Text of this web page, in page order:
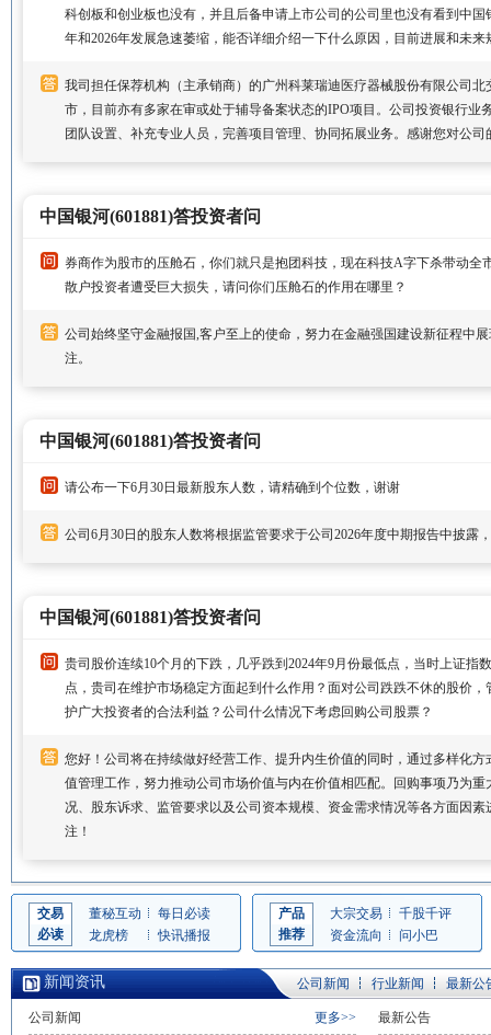
科创板和创业板也没有，并且后备申请上市公司的公司里也没有看到中国
年和2026年发展急速萎缩，能否详细介绍一下什么原因，目前进展和未来
我司担任保荐机构（主承销商）的广州科莱瑞迪医疗器械股份有限公司北
市，目前亦有多家在审或处于辅导备案状态的IPO项目。公司投资银行业
团队设置、补充专业人员，完善项目管理、协同拓展业务。感谢您对公司
中国银河(601881)答投资者问
券商作为股市的压舱石，你们就只是抱团科技，现在科技A字下杀带动全
散户投资者遭受巨大损失，请问你们压舱石的作用在哪里？
公司始终坚守金融报国,客户至上的使命，努力在金融强国建设新征程中
注。
中国银河(601881)答投资者问
请公布一下6月30日最新股东人数，请精确到个位数，谢谢
公司6月30日的股东人数将根据监管要求于公司2026年度中期报告中披露
中国银河(601881)答投资者问
贵司股价连续10个月的下跌，几乎跌到2024年9月份最低点，当时上证指
点，贵司在维护市场稳定方面起到什么作用？面对公司跌跌不休的股价
护广大投资者的合法利益？公司什么情况下考虑回购公司股票？
您好！公司将在持续做好经营工作、提升内生价值的同时，通过多样化
值管理工作，努力推动公司市场价值与内在价值相匹配。回购事项乃为
况、股东诉求、监管要求以及公司资本规模、资金需求情况等各方面因
注！
交易
必读
董秘互动
每日必读
龙虎榜
快讯播报
产品
推荐
大宗交易
千股千评
资金流向
问小巴
新闻资讯 公司新闻 行业新闻 最新公
更多>>
公司新闻 最新公告